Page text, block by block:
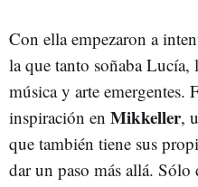
Con ella empezaron a
la que tanto soñaba Lucía,
música y arte emergentes.
inspiración en Mikkeller,
que también tiene sus
dar un paso más allá. Sólo